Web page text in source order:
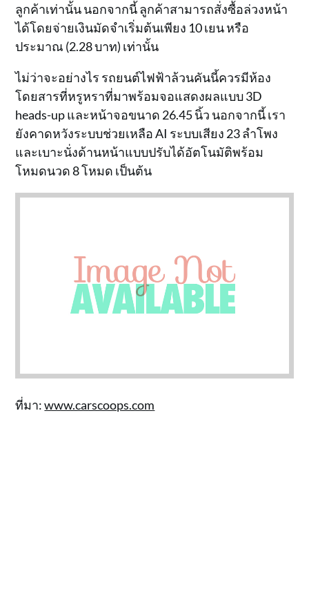
ลูกค้าเท่านั้น นอกจากนี้ ลูกค้าสามารถสั่งซื้อล่วงหน้า
ได้โดยจ่ายเงินมัดจำเริ่มต้นเพียง 10 เยน หรือ
ประมาณ (2.28 บาท) เท่านั้น
ไม่ว่าจะอย่างไร รถยนต์ไฟฟ้าล้วนคันนี้ควรมีห้อง
โดยสารที่หรูหราที่มาพร้อมจอแสดงผลแบบ 3D
heads-up และหน้าจอขนาด 26.45 นิ้ว นอกจากนี้ เรา
ยังคาดหวังระบบช่วยเหลือ AI ระบบเสียง 23 ลำโพง
และเบาะนั่งด้านหน้าแบบปรับได้อัตโนมัติพร้อม
โหมดนวด 8 โหมด เป็นต้น
ที่มา:www.carscoops.com